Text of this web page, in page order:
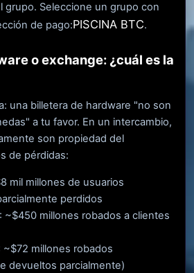
grupo. Seleccione un grupo con
de pago:PISCINA BTC.
o exchange: ¿cuál es la
una billetera de hardware "no son
a tu favor. En un intercambio,
son propiedad del
de pérdidas:
mil millones de usuarios
perdidos
~$450 millones robados a clientes
~$72 millones robados
devueltos parcialmente)